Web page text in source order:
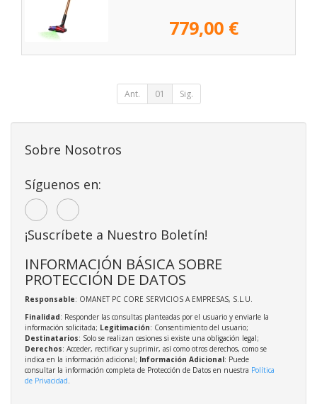
779,00 €
Ant. 01 Sig.
Sobre Nosotros
Síguenos en:
¡Suscríbete a Nuestro Boletín!
INFORMACIÓN BÁSICA SOBRE
PROTECCIÓN DE DATOS
Responsable: OMANET PC CORE SERVICIOS A EMPRESAS, S.L.U.
Finalidad: Responder las consultas planteadas por el usuario y enviarle la
información solicitada; Legitimación: Consentimiento del usuario;
Destinatarios: Solo se realizan cesiones si existe una obligación legal;
Derechos: Acceder, rectificar y suprimir, así como otros derechos, como se
indica en la información adicional; Información Adicional: Puede
consultar la información completa de Protección de Datos en nuestra Política
de Privacidad.